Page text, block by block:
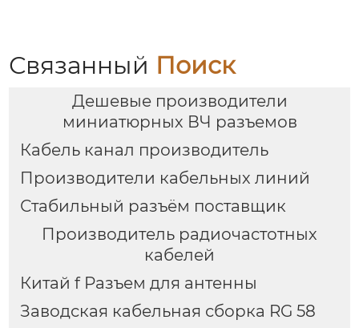
Связанный Поиск
Дешевые производители
миниатюрных ВЧ разъемов
Кабель канал производитель
Производители кабельных линий
Стабильный разъём поставщик
Производитель радиочастотных
кабелей
Китай f Разъем для антенны
Заводская кабельная сборка RG 58